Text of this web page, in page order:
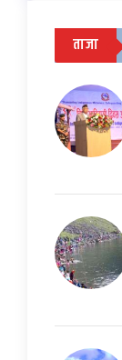
ताजा